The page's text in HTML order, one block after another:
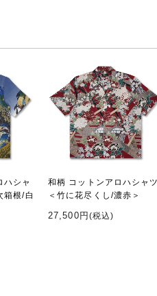
ハシャ
箱根/白
和柄 コットンアロハシャツ
＜竹に花尽くし/濃赤＞
27,500円 (税込)